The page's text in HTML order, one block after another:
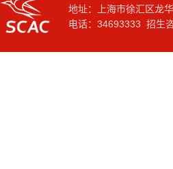
地址：上海市徐汇区龙
电话：34693333 招生